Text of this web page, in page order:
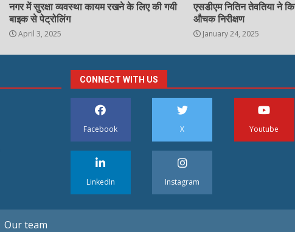
नगर में सुरक्षा व्यवस्था कायम रखने के लिए की गयी
बाइक से पेट्रोलिंग
April 3, 2025
एसडीएम नितिन तेवतिया ने
औचक निरीक्षण
January 24, 2025
CONNECT WITH US
Facebook X Youtube
LinkedIn Instagram
Our team